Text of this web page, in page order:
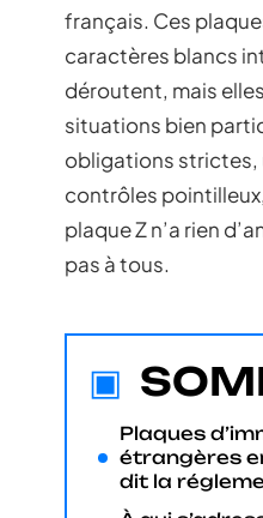
français. Ces
caractères blancs
déroutent, mais
situations bien
obligations strictes,
contrôles
plaque Z n’a rien
pas à tous.
Plaques
étrangères
dit la